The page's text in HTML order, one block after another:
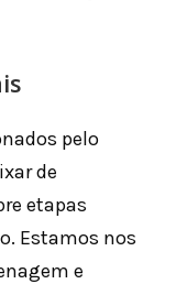
pelo
de
etapas
Estamos nos
e